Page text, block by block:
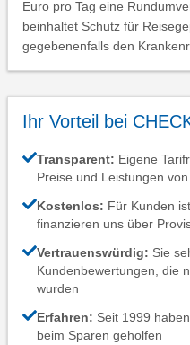
Euro pro Tag eine
beinhaltet Schutz für
gegebenenfalls den
Ihr Vorteil bei
Transparent: Eigene
Preise und Leistungen
Kostenlos: Für Kunden
finanzieren uns über
Vertrauenswürdig: Sie
Kundenbewertungen, die
wurden
Erfahren: Seit 1999
beim Sparen geholfen